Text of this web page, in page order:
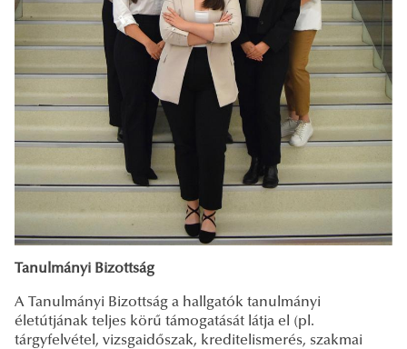
Tanulmányi Bizottság
A Tanulmányi Bizottság a hallgatók tanulmányi
életútjának teljes körű támogatását látja el (pl.
tárgyfelvétel, vizsgaidőszak, kreditelismerés, szakmai